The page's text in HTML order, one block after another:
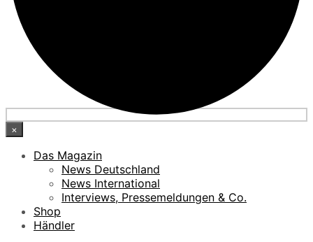
×
Das Magazin
News Deutschland
News International
Interviews, Pressemeldungen & Co.
Shop
Händler